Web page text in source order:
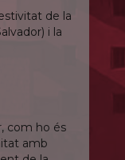
de la
i la
com ho és
amb